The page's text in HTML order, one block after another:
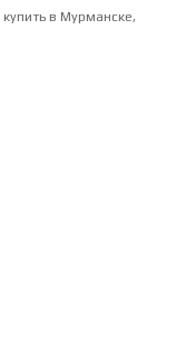
купить в Мурманске,